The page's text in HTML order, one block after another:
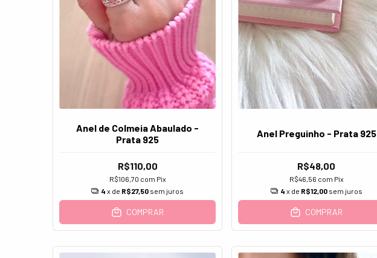
Anel de Colmeia Abaulado -
Prata 925
R$110,00
R$106,70 com Pix
4 x de R$27,50 sem juros
COMPRAR
Anel Preguinho - Prata 925
R$48,00
R$46,56 com Pix
4 x de R$12,00 sem juros
COMPRAR